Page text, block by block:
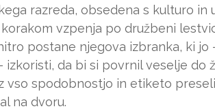
razreda, obsedena s kulturo in
vzpenja po družbeni
postane njegova izbranka, ki jo
izkoristi, da bi si povrnil veselje do
vso spodobnostjo in etiketo
na dvoru.